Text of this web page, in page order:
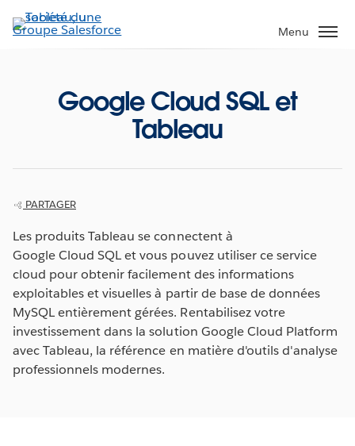
Aller
au
Menu
Google Cloud SQL et
Tableau
PARTAGER
Les produits Tableau se connectent à
Google Cloud SQL et vous pouvez utiliser ce service
cloud pour obtenir facilement des informations
exploitables et visuelles à partir de base de données
MySQL entièrement gérées. Rentabilisez votre
investissement dans la solution Google Cloud Platform
avec Tableau, la référence en matière d'outils d'analyse
professionnels modernes.